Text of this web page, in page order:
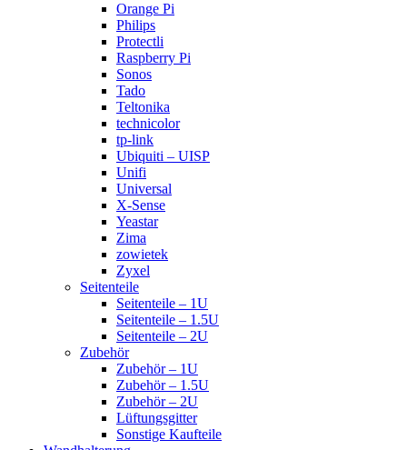
Orange Pi
Philips
Protectli
Raspberry Pi
Sonos
Tado
Teltonika
technicolor
tp-link
Ubiquiti – UISP
Unifi
Universal
X-Sense
Yeastar
Zima
zowietek
Zyxel
Seitenteile
Seitenteile – 1U
Seitenteile – 1.5U
Seitenteile – 2U
Zubehör
Zubehör – 1U
Zubehör – 1.5U
Zubehör – 2U
Lüftungsgitter
Sonstige Kaufteile